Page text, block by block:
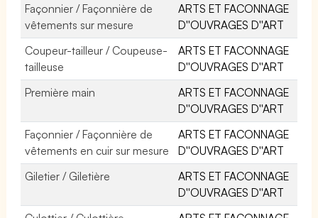
Façonnier / Façonnière de
vêtements sur mesure
ARTS ET FACONNAGE
D''OUVRAGES D''ART
Coupeur-tailleur / Coupeuse-
tailleuse
ARTS ET FACONNAGE
D''OUVRAGES D''ART
Première main
ARTS ET FACONNAGE
D''OUVRAGES D''ART
Façonnier / Façonnière de
vêtements en cuir sur mesure
ARTS ET FACONNAGE
D''OUVRAGES D''ART
Giletier / Giletière
ARTS ET FACONNAGE
D''OUVRAGES D''ART